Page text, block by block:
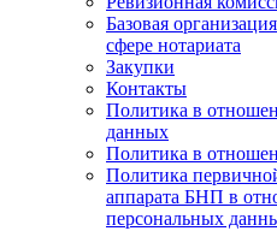
Базовая
сфере нотариата
Закупки
Контакты
Политика в
данных
Политика в
Политика
аппарата БНП в
персональных